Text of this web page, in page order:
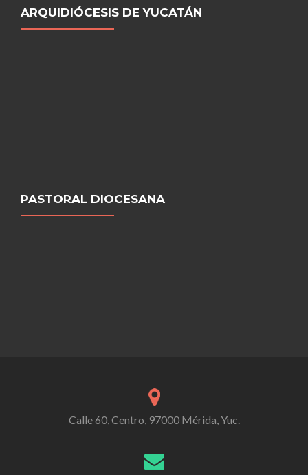
ARQUIDIÓCESIS DE YUCATÁN
PASTORAL DIOCESANA
Calle 60, Centro, 97000 Mérida, Yuc.